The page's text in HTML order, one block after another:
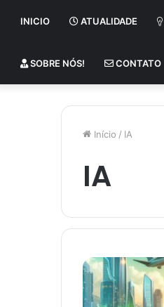
INICIO ATUALIDADE
SOBRE NÓS! CONTATO
Início / IA
IA